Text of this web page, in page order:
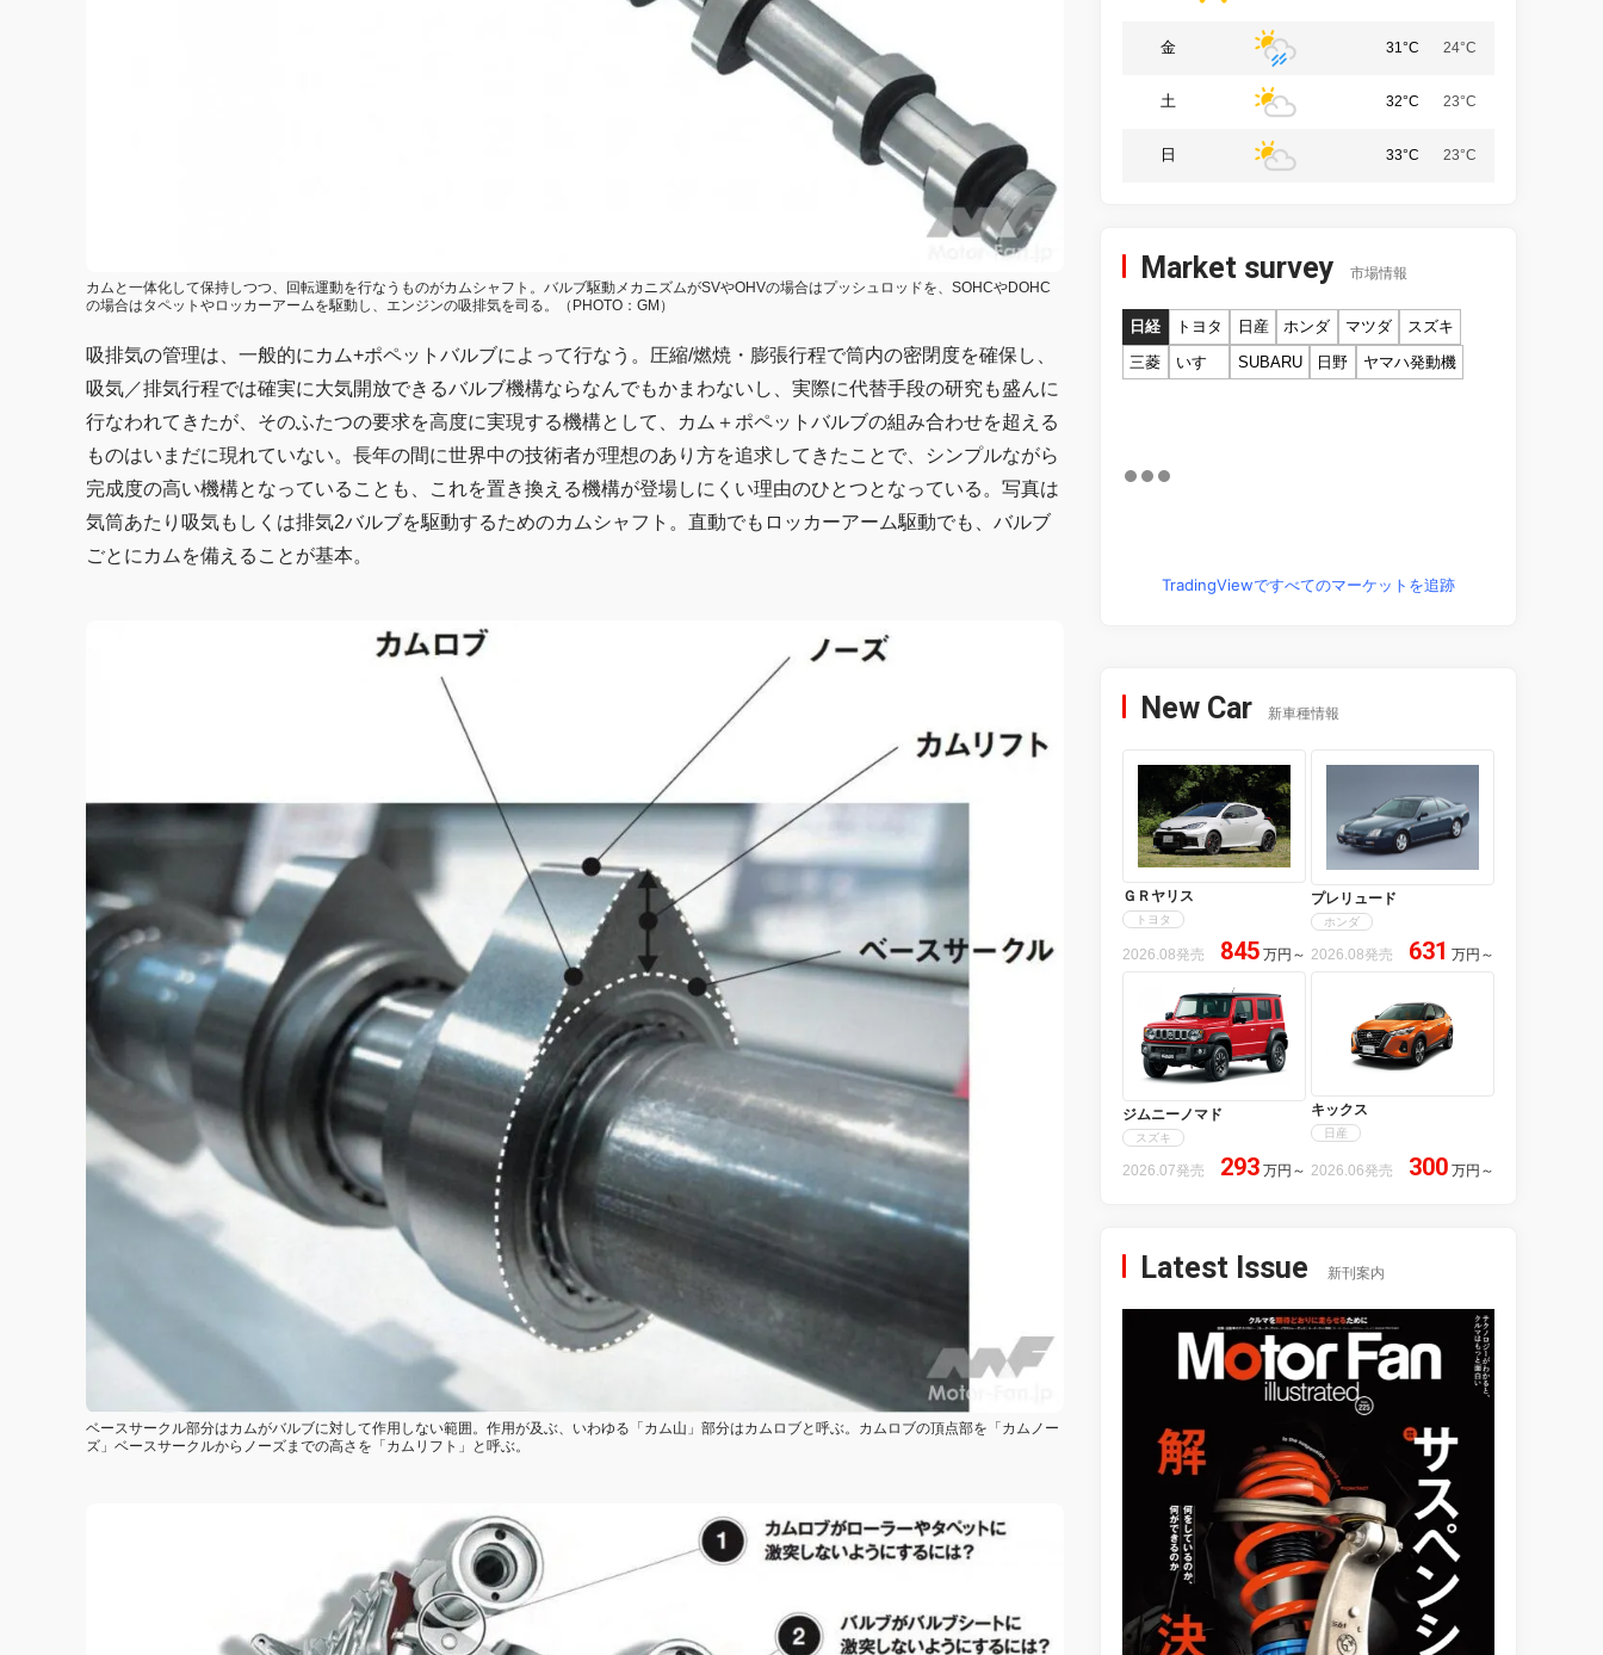
カムと一体化して保持しつつ、回転運動を行なうものがカムシャフト。バルブ駆動メカニズムがSVやOHVの場合はプッシュロッドを、SOHCやDOHC
の場合はタペットやロッカーアームを駆動し、エンジンの吸排気を司る。（PHOTO：GM）
吸排気の管理は、一般的にカム+ポペットバルブによって行なう。圧縮/燃焼・膨張行程で筒内の密閉度を確保し、
吸気／排気行程では確実に大気開放できるバルブ機構ならなんでもかまわないし、実際に代替手段の研究も盛んに
行なわれてきたが、そのふたつの要求を高度に実現する機構として、カム＋ポペットバルブの組み合わせを超える
ものはいまだに現れていない。長年の間に世界中の技術者が理想のあり方を追求してきたことで、シンプルながら
完成度の高い機構となっていることも、これを置き換える機構が登場しにくい理由のひとつとなっている。写真は
気筒あたり吸気もしくは排気2バルブを駆動するためのカムシャフト。直動でもロッカーアーム駆動でも、バルブ
ごとにカムを備えることが基本。
ベースサークル部分はカムがバルブに対して作用しない範囲。作用が及ぶ、いわゆる「カム山」部分はカムロブと呼ぶ。カムロブの頂点部を「カムノー
ズ」ベースサークルからノーズまでの高さを「カムリフト」と呼ぶ。
金 31°C 24°C
土 32°C 23°C
日 33°C 23°C
Market survey 市場情報
日経 トヨタ 日産 ホンダ マツダ
スズキ
三菱
いすゞ SUBARU 日野 ヤマハ発動機
TradingViewですべてのマーケットを追跡
New Car 新車種情報
ＧＲヤリス
トヨタ
2026.08発売 845 万円 ～
プレリュード
ホンダ
2026.08発売 631 万円 ～
ジムニーノマド
スズキ
2026.07発売 293 万円 ～
キックス
日産
2026.06発売 300 万円 ～
Latest Issue 新刊案内